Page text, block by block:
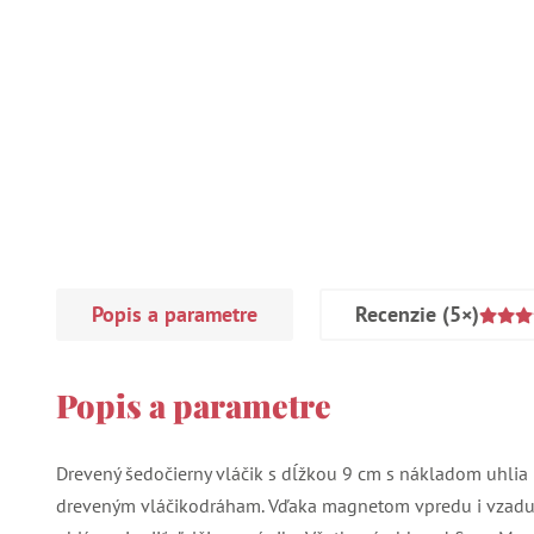
Popis a parametre Recenzie (5×)
Popis a parametre
Drevený šedočierny vláčik s dĺžkou 9 cm s nákladom
dreveným vláčikodráham. Vďaka magnetom vpredu i